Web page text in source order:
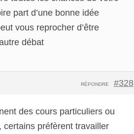
part d’une bonne idée
vous reprocher d’être
débat
#328
RÉPONDRE
des cours particuliers ou
préfèrent travailler